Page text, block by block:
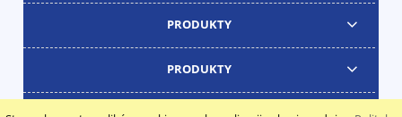
PRODUKTY
PRODUKTY